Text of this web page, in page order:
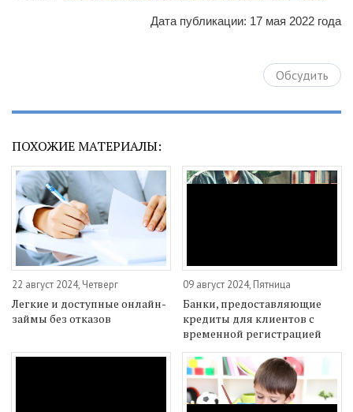
Дата публикации: 17 мая 2022 года
Обсудить
ПОХОЖИЕ МАТЕРИАЛЫ:
22 август 2024, Четверг
Легкие и доступные онлайн-
займы без отказов
09 август 2024, Пятница
Банки, предоставляющие
кредиты для клиентов с
временной регистрацией